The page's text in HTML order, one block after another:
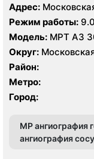
Адрес:
Режим работы:
Модель: МРТ АЗ
Округ:
Район:
Метро:
Город:
МР ангиография
ангиография